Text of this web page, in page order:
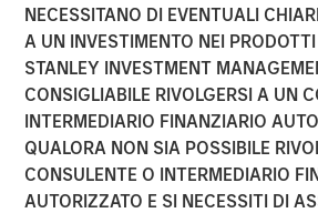
NECESSITANO DI EVENTUALI
A UN INVESTIMENTO NEI
STANLEY INVESTMENT
CONSIGLIABILE RIVOLGERSI A UN
INTERMEDIARIO FINANZIARIO
QUALORA NON SIA POSSIBILE
CONSULENTE O INTERMEDIARIO
AUTORIZZATO E SI NECESSITI DI
23 AGOSTO 2012
NEW YORK — Aug 23, 2012